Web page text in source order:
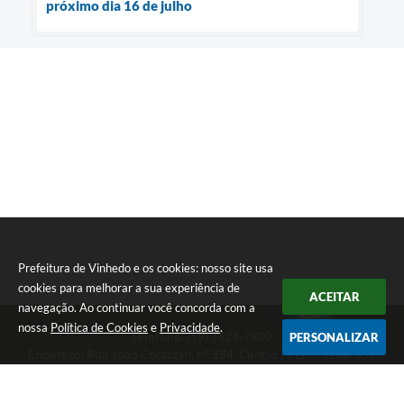
Prefeitura de Vinhedo e os cookies: nosso site usa
cookies para melhorar a sua experiência de
navegação. Ao continuar você concorda com a
nossa Política de Cookies e Privacidade.
ACEITAR
PERSONALIZAR
próximo dia 16 de julho
Telefone: (19) 3826-7800
Endereço: Rua João Corazzari, nº 394, Centro | CEP: 13280-091